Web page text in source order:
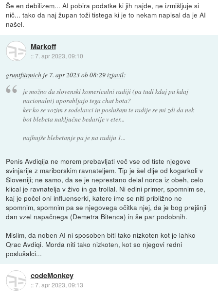
Še en debilizem... AI pobira podatke ki jih najde, ne izmišljuje si
nič... tako da naj župan toži tistega ki je to nekam napisal da je AI
našel.
Markoff
::7. apr 2023, 09:10
gruntfürmich je 7. apr 2023 ob 08:29izjavil:
je možno da slovenski komericalni radiji (pa tudi kdaj pa kdaj
nacionalni) uporabljajo tega chat bota?
ker ko se vozim s sodelavci in poslušam te radije se mi zdi da nek
bot blebeta naključne bedarije v eter...
najhujše blebetanje pa je na radiju 1...
Penis Avdiqija ne morem prebavljati več vse od tiste njegove
svinjarije z mariborskim ravnateljem. Tip je šel dlje od kogarkoli v
Sloveniji; ne samo, da se je neprestano delal norca iz obeh, celo
klical je ravnatelja v živo in ga trollal. Ni edini primer, spomnim se,
kaj je počel oni influenserki, katere ime se niti približno ne
spomnim, spomnim pa se njegovega očitka njej, da je bog prejšnji
dan vzel napačnega (Demetra Bitenca) in še par podobnih.
Mislim, da noben AI ni sposoben biti tako nizkoten kot je lahko
Qrac Avdiqi. Morda niti tako nizkoten, kot so njegovi redni
poslušalci...
codeMonkey
::7. apr 2023, 09:13